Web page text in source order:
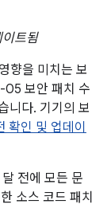
트됨
향을 미치는 보
05 보안 패치 수
니다. 기기의 보
확인 및 업데이
전에 모든 문
소스 코드 패치